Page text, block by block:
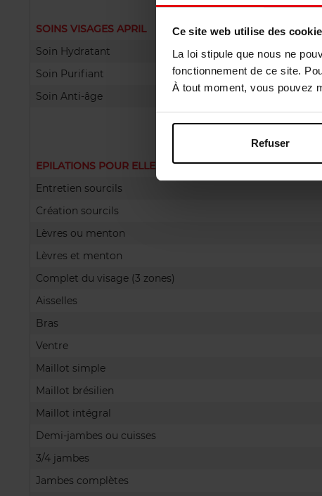
Ce site web utilise des
La loi stipule que nous ne
fonctionnement de ce site.
À tout moment, vous pouvez
Refuser
SOINS VISAGES APRIL
Soin Hydratant
Soin Purifiant
Soin Anti-âge
EPILATIONS POUR ELLE
Entretien sourcils
Création sourcils
Lèvres ou menton
Lèvres et menton
Complet du visage (3 zones)
Aisselles
Bras
Ventre
Maillot simple
Maillot brésilien
Maillot intégral
Demi-jambes ou cuisses
3/4 jambes
Jambes complètes